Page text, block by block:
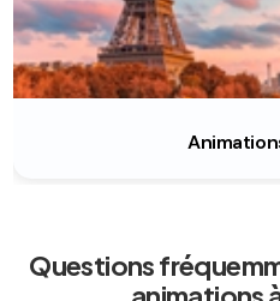
Questions